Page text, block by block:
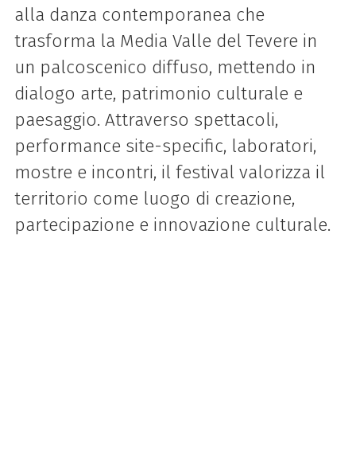
alla danza contemporanea che
trasforma la Media Valle del Tevere in
un palcoscenico diffuso, mettendo in
dialogo arte, patrimonio culturale e
paesaggio. Attraverso spettacoli,
performance site-specific, laboratori,
mostre e incontri, il festival valorizza il
territorio come luogo di creazione,
partecipazione e innovazione culturale.